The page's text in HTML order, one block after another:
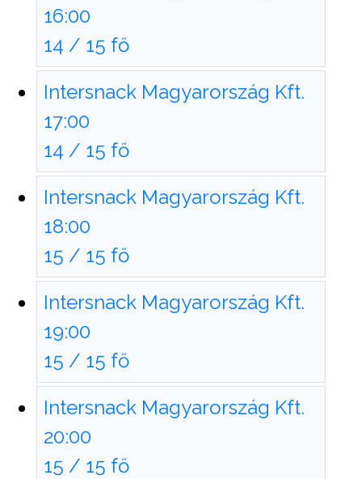
16:00
14 / 15 fő
Intersnack Magyarország Kft.
17:00
14 / 15 fő
Intersnack Magyarország Kft.
18:00
15 / 15 fő
Intersnack Magyarország Kft.
19:00
15 / 15 fő
Intersnack Magyarország Kft.
20:00
15 / 15 fő